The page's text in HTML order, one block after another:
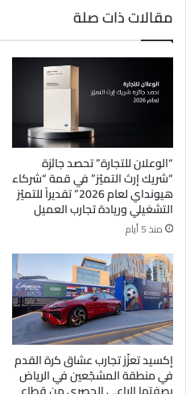
مقالات ذات صلة
“الوعلان للتجارة” تحصد جائزة
“شريك إرث التميّز” في قمة “شركاء
هيونداي لعام 2026” تقديراً للتميّز
التشغيلي وريادة تجارب العميل
منذ 5 أيام
إكسيد تعزّز تجارب عشاق كرة القدم
في منطقة المشجّعين في الرياض